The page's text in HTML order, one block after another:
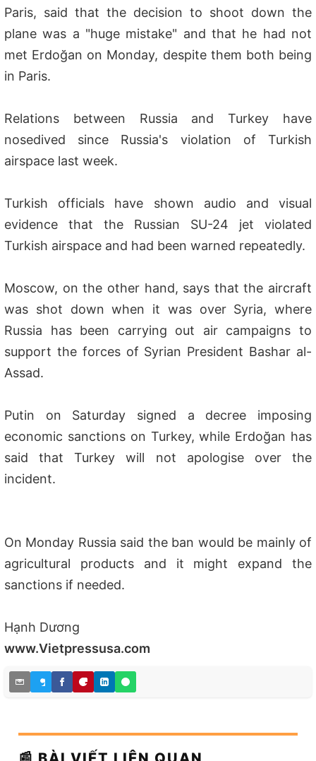
Paris, said that the decision to shoot down the
plane was a "huge mistake" and that he had not
met Erdoğan on Monday, despite them both being
in Paris.
Relations between Russia and Turkey have
nosedived since Russia's violation of Turkish
airspace last week.
Turkish officials have shown audio and visual
evidence that the Russian SU-24 jet violated
Turkish airspace and had been warned repeatedly.
Moscow, on the other hand, says that the aircraft
was shot down when it was over Syria, where
Russia has been carrying out air campaigns to
support the forces of Syrian President Bashar al-
Assad.
Putin on Saturday signed a decree imposing
economic sanctions on Turkey, while Erdoğan has
said that Turkey will not apologise over the
incident.
On Monday Russia said the ban would be mainly of
agricultural products and it might expand the
sanctions if needed.
Hạnh Dương
www.Vietpressusa.com